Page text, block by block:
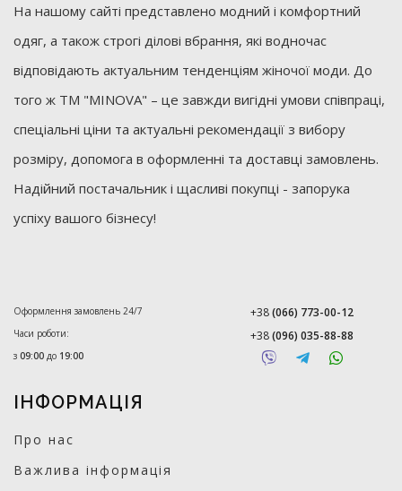
На нашому сайті представлено модний і комфортний
одяг, а також строгі ділові вбрання, які водночас
відповідають актуальним тенденціям жіночої моди. До
того ж ТМ "MINOVA" – це завжди вигідні умови співпраці,
спеціальні ціни та актуальні рекомендації з вибору
розміру, допомога в оформленні та доставці замовлень.
Надійний постачальник і щасливі покупці - запорука
успіху вашого бізнесу!
Оформлення замовлень 24/7
Часи роботи:
з 09:00 до 19:00
+38(066) 773-00-12
+38(096) 035-88-88
ІНФОРМАЦІЯ
Про нас
Важлива інформація